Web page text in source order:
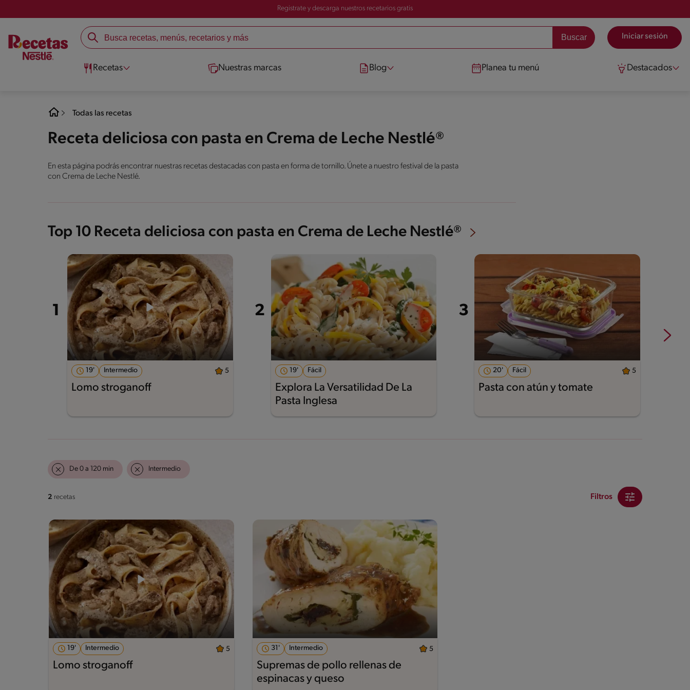
Registrate y descarga nuestros recetarios gratis
Iniciar sesión
Recetas Nuestras marcas Blog Planea tu menú Destacados
Todas las recetas
Receta deliciosa con pasta en Crema de Leche Nestlé®
En esta página podrás encontrar nuestras recetas destacadas con pasta en forma de tornillo. Únete a nuestro festival de la pasta
con Crema de Leche Nestlé.
Top 10 Receta deliciosa con pasta en Crema de Leche Nestlé®
19' Intermedio 5
Lomo stroganoff
19' Fácil
Explora La Versatilidad De La
Pasta Inglesa
20' Fácil 5
Pasta con atún y tomate
De 0 a 120 min Intermedio
2 recetas Filtros
19' Intermedio 5
Lomo stroganoff
31' Intermedio 5
Supremas de pollo rellenas de
espinacas y queso